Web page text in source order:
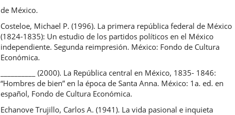
de México.
Costeloe, Michael P. (1996). La primera república federal de México
(1824-1835): Un estudio de los partidos políticos en el México
independiente. Segunda reimpresión. México: Fondo de Cultura
Económica.
__________ (2000). La República central en México, 1835- 1846:
“Hombres de bien” en la época de Santa Anna. México: 1a. ed. en
español, Fondo de Cultura Económica.
Echanove Trujillo, Carlos A. (1941). La vida pasional e inquieta